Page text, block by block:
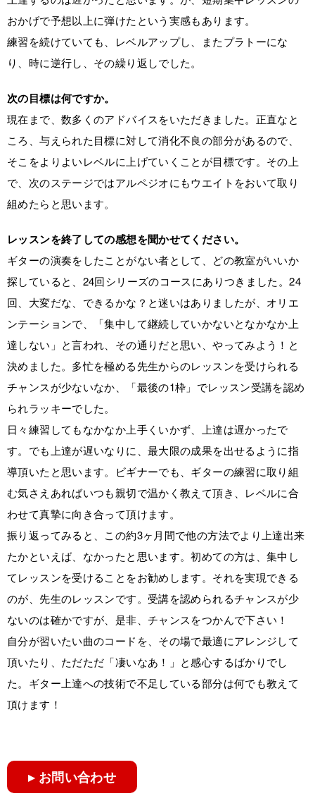
おかげで予想以上に弾けたという実感もあります。
練習を続けていても、レベルアップし、またプラトーにな
り、時に逆行し、その繰り返しでした。
次の目標は何ですか。
現在まで、数多くのアドバイスをいただきました。正直なと
ころ、与えられた目標に対して消化不良の部分があるので、
そこをよりよいレベルに上げていくことが目標です。その上
で、次のステージではアルペジオにもウエイトをおいて取り
組めたらと思います。
レッスンを終了しての感想を聞かせてください。
ギターの演奏をしたことがない者として、どの教室がいいか
探していると、24回シリーズのコースにありつきました。24
回、大変だな、できるかな？と迷いはありましたが、オリエ
ンテーションで、「集中して継続していかないとなかなか上
達しない」と言われ、その通りだと思い、やってみよう！と
決めました。多忙を極める先生からのレッスンを受けられる
チャンスが少ないなか、「最後の1枠」でレッスン受講を認め
られラッキーでした。
日々練習してもなかなか上手くいかず、上達は遅かったで
す。でも上達が遅いなりに、最大限の成果を出せるように指
導頂いたと思います。ビギナーでも、ギターの練習に取り組
む気さえあればいつも親切で温かく教えて頂き、レベルに合
わせて真摯に向き合って頂けます。
振り返ってみると、この約3ヶ月間で他の方法でより上達出来
たかといえば、なかったと思います。初めての方は、集中し
てレッスンを受けることをお勧めします。それを実現できる
のが、先生のレッスンです。受講を認められるチャンスが少
ないのは確かですが、是非、チャンスをつかんで下さい！
自分が習いたい曲のコードを、その場で最適にアレンジして
頂いたり、ただただ「凄いなあ！」と感心するばかりでし
た。ギター上達への技術で不足している部分は何でも教えて
頂けます！
▸ お問い合わせ